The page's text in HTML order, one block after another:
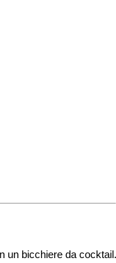
un bicchiere da cocktail.